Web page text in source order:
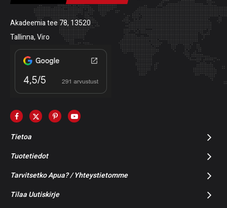
Akadeemia tee 78, 13520
Tallinna, Viro
Tietoa
Tuotetiedot
Tarvitsetko Apua? / Yhteystietomme
Tilaa Uutiskirje